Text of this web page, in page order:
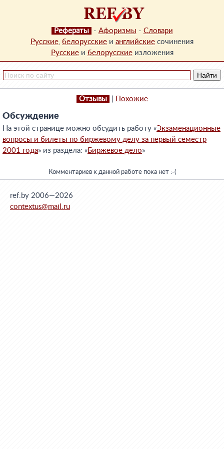
Рефераты - Афоризмы - Словари
Русские, белорусские и английские сочинения
Русскиеи белорусскиеизложения
Отзывы Похожие
Обсуждение
На этой странице можно обсудить работу «Экзаменационные
вопросы и билеты по биржевому делу за первый семестр
2001 года» из раздела: «Биржевое дело»
Комментариев к данной работе пока нет :-(
ref.by 2006—2026
contextus@mail.ru